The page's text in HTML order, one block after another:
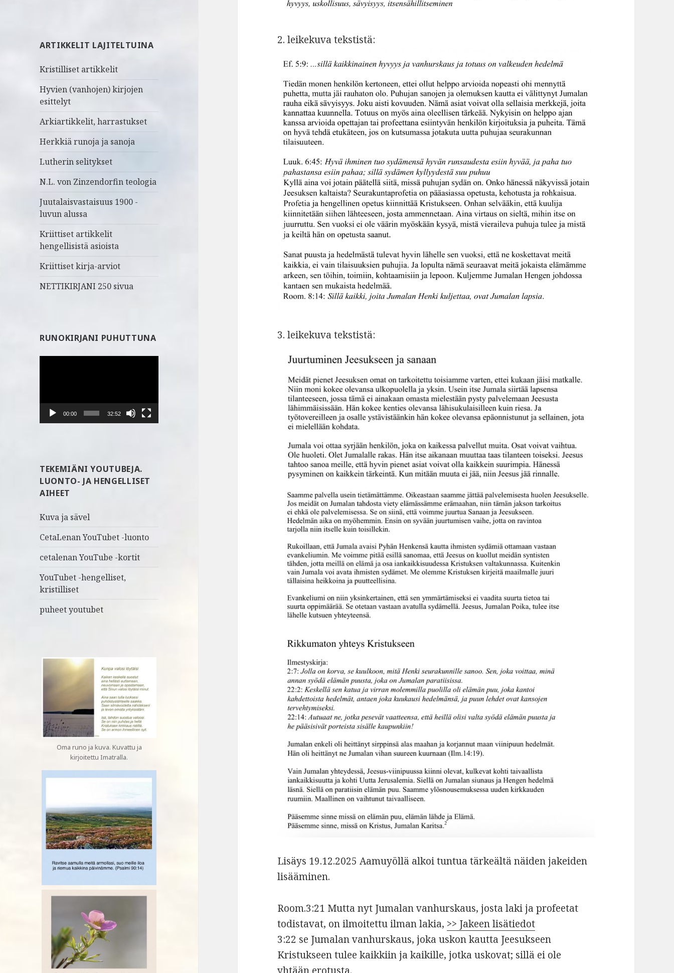
ARTIKKELIT LAJITELTUINA
Kristilliset artikkelit
Hyvien (vanhojen) kirjojen
esittelyt
Arkiartikkelit, harrastukset
Herkkiä runoja ja sanoja
Lutherin selitykset
N.L. von Zinzendorfin teologia
Juutalaisvastaisuus 1900 -
luvun alussa
Kriittiset artikkelit
hengellisistä asioista
Kriittiset kirja-arviot
NETTIKIRJANI 250 sivua
RUNOKIRJANI PUHUTTUNA
00:00 32:52
TEKEMIÄNI YOUTUBEJA.
LUONTO- JA HENGELLISET
AIHEET
Kuva ja sävel
CetaLenan YouTubet -luonto
cetalenan YouTube -kortit
YouTubet -hengelliset,
kristilliset
puheet youtubet
Oma runo ja kuva. Kuvattu ja
kirjoitettu Imatralla.
2. leikekuva tekstistä:
3. leikekuva tekstistä:
Lisäys 19.12.2025 Aamuyöllä alkoi tuntua tärkeältä näiden jakeiden
lisääminen.
Room.3:21 Mutta nyt Jumalan vanhurskaus, josta laki ja profeetat
todistavat, on ilmoitettu ilman lakia, >> Jakeen lisätiedot
3:22 se Jumalan vanhurskaus, joka uskon kautta Jeesukseen
Kristukseen tulee kaikkiin ja kaikille, jotka uskovat; sillä ei ole
yhtään erotusta.